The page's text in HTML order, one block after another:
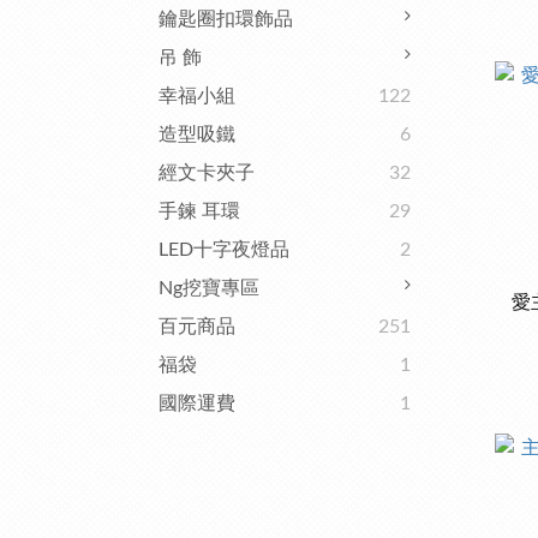
鑰匙圈扣環飾品
吊 飾
幸福小組
122
造型吸鐵
6
經文卡夾子
32
手鍊 耳環
29
LED十字夜燈品
2
Ng挖寶專區
百元商品
251
福袋
1
國際運費
1
愛